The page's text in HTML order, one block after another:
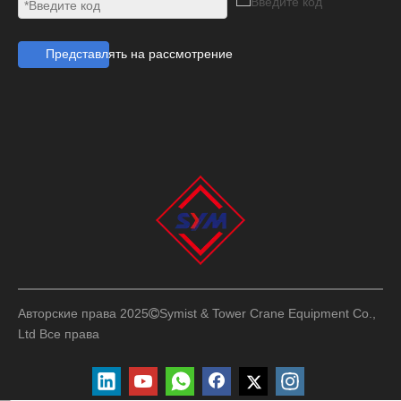
Представлять на рассмотрение
Авторские права 2025Symist & Tower Crane Equipment Co.,
Ltd Все права